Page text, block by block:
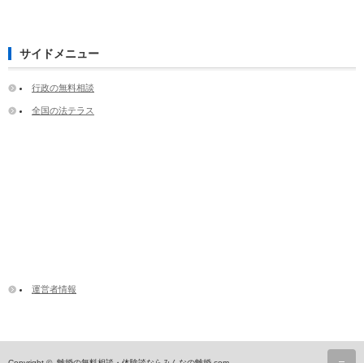
サイドメニュー
行政の無料相談
全国の法テラス
運営者情報